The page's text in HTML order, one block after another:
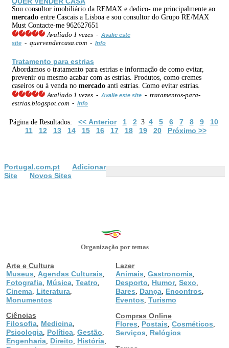
Sou consultor imobiliário da REMAX e dedico- me principalmente ao
mercado entre Cascais a Lisboa e sou consultor do Grupo RE/MAX
Must Contacte-me 962627651
Avaliado 1 vezes - Avalie este
site - quervendercasa.com - Info
Tratamento para estrias
Abordamos o tratamento para estrias e informação de como evitar,
prevenir ou mesmo acabar com as estrias. Produtos, como cremes
caseiros ou à venda no mercado anti estrias. Como evitar estrias.
Avaliado 1 vezes - Avalie este site - tratamentos-para-
estrias.blogspot.com - Info
Página de Resultados: << Anterior 1 2 3 4 5 6 7 8 9
10
11
12 13 14 15 16 17 18 19 20 Próximo >>
Portugal.com.pt
Adicionar
Site
Novos Sites
Organização por temas
Arte e Cultura
Museus
Agendas Culturais
Fotografia Música Teatro
Cinema Literatura
Monumentos
Ciências
Filosofia Medicina
Psicologia Política Gestão
Engenharia Direito História
Lazer
Animais Gastronomia
Desporto Humor, Sexo
Bares Dança Encontros
Eventos Turismo
Compras Online
Flores
Postais Cosméticos
Serviços
Relógios